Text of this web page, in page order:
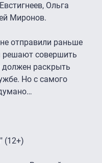
Ольга
Миронов.
отправили раньше
решают совершить
должен раскрыть
Но с самого
(12+)